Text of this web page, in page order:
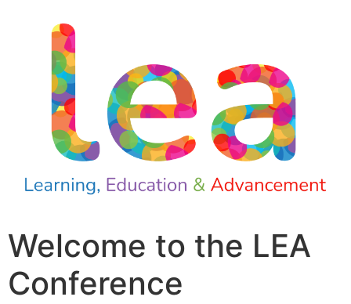
Welcome to the LEA
Conference